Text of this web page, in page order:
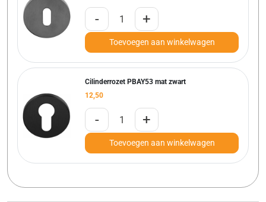
- +
Toevoegen aan winkelwagen
Cilinderrozet PBAY53 mat zwart
12,50
- +
Toevoegen aan winkelwagen